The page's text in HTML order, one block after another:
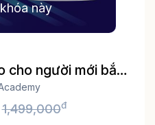
này
cho người mới bắt
1,499,000đ